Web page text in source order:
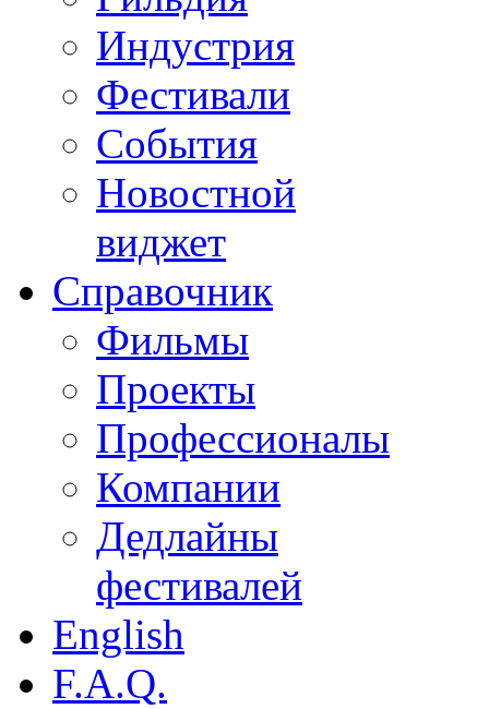
Индустрия
Фестивали
События
Новостной
виджет
Справочник
Фильмы
Проекты
Профессионалы
Компании
Дедлайны
фестивалей
English
F.A.Q.